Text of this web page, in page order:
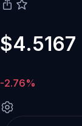
$4.5167
-2.76%